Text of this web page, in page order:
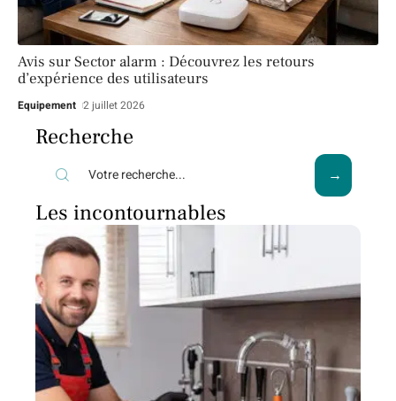
Avis sur Sector alarm : Découvrez les retours
d’expérience des utilisateurs
Equipement 2 juillet 2026
Recherche
Les incontournables